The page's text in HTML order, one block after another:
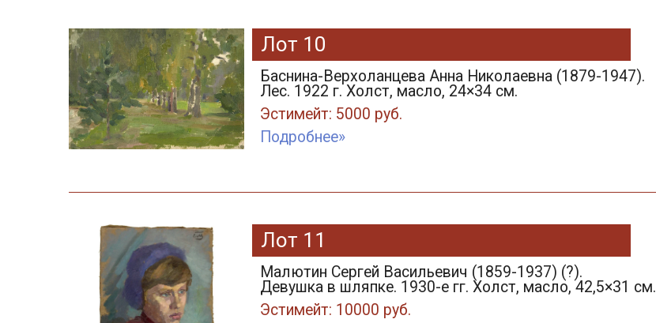
Лот 10
Баснина-Верхоланцева Анна Николаевна (1879-1947).
Лес. 1922 г. Холст, масло, 24×34 см.
Эстимейт: 5000 руб.
Подробнее»
Лот 11
Малютин Сергей Васильевич (1859-1937) (?).
Девушка в шляпке. 1930-е гг. Холст, масло, 42,5×31 см.
Эстимейт: 10000 руб.